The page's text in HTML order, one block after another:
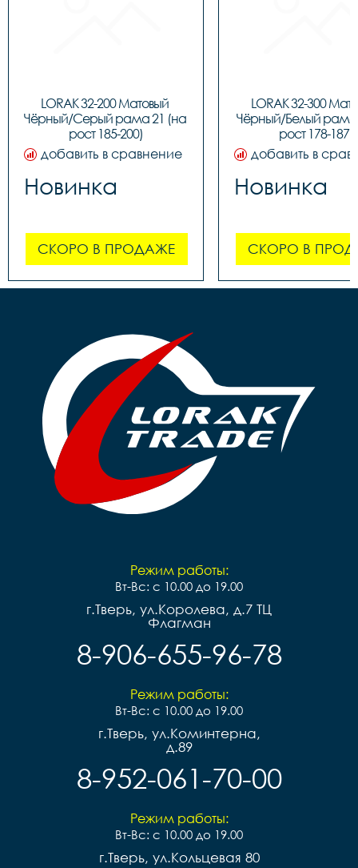
LORAK 32-200 Матовый
Чёрный/Серый рама 21 (на
рост 185-200)
добавить в сравнение
Новинка
СКОРО В ПРОДАЖЕ
LORAK 32-300
Чёрный/Белый рама
рост 178-187)
добавить в
Новинка
СКОРО В
Режим работы:
Вт-Вс: с 10.00 до 19.00
г.Тверь, ул.Королева, д.7 ТЦ
Флагман
8-906-655-96-78
Режим работы:
Вт-Вс: с 10.00 до 19.00
г.Тверь, ул.Коминтерна,
д.89
8-952-061-70-00
Режим работы:
Вт-Вс: с 10.00 до 19.00
г.Тверь, ул.Кольцевая 80